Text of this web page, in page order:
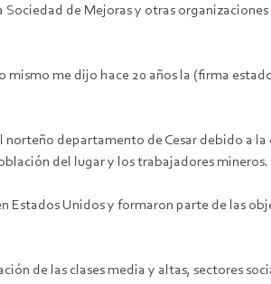
de Mejoras y otras
mismo me dijo hace 20 años la (firma
departamento de Cesar debido a
del lugar y los trabajadores mineros.
Estados Unidos y formaron parte de las
de las clases media y altas, sectores